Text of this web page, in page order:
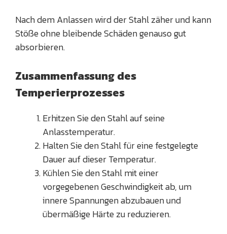
Nach dem Anlassen wird der Stahl zäher und kann
Stöße ohne bleibende Schäden genauso gut
absorbieren.
Zusammenfassung des
Temperierprozesses
Erhitzen Sie den Stahl auf seine
Anlasstemperatur.
Halten Sie den Stahl für eine festgelegte
Dauer auf dieser Temperatur.
Kühlen Sie den Stahl mit einer
vorgegebenen Geschwindigkeit ab, um
innere Spannungen abzubauen und
übermäßige Härte zu reduzieren.